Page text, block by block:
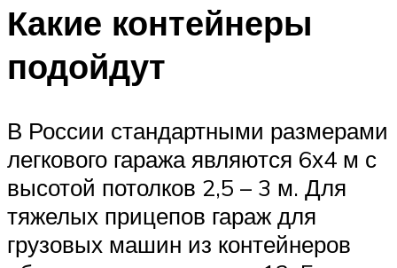
Какие контейнеры
подойдут
В России стандартными размерами
легкового гаража являются 6х4 м с
высотой потолков 2,5 – 3 м. Для
тяжелых прицепов гараж для
грузовых машин из контейнеров